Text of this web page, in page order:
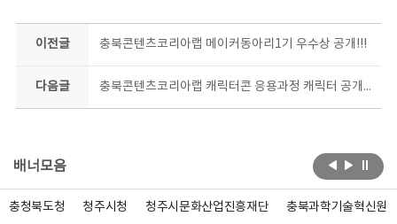
이전글 충북콘텐츠코리아랩 메이커동아리1기 우수상 공개!!!
다음글 충북콘텐츠코리아랩 캐릭터콘 응용과정 캐릭터 공개-해밀이, 라미토끼, 베르/힛토, 오코노/미야키
배너모음
충청북도청 청주시청 청주시문화산업진흥재단 충북과학기술혁신원